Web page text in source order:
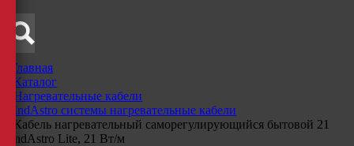
Главная
Каталог
Нагревательные кабели
IndAstro системы нагревательные кабели
Кабель нагревательный саморегулирующийся бытовой 21
IndAstro Lite, 21 Вт/м